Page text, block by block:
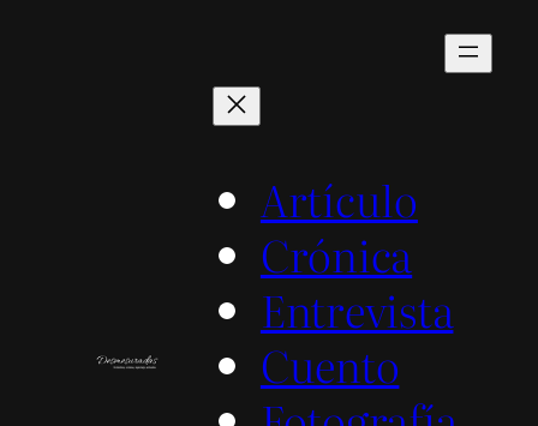
Artículo
Crónica
Entrevista
Cuento